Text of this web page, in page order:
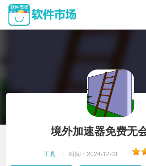
境外加速器免费无
工具 时间：2024-12-31